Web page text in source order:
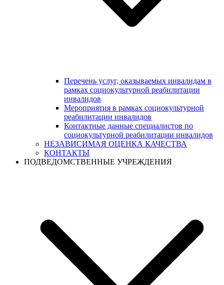
Перечень услуг, оказываемых инвалидам в
рамках социокультурной реабилитации
инвалидов
Мероприятия в рамках социокультурной
реабилитации инвалидов
Контактные данные специалистов по
социокультурной реабилитации инвалидов
НЕЗАВИСИМАЯ ОЦЕНКА КАЧЕСТВА
КОНТАКТЫ
ПОДВЕДОМСТВЕННЫЕ УЧРЕЖДЕНИЯ